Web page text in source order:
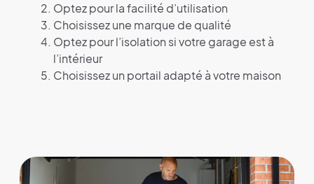
Optez pour la facilité d’utilisation
Choisissez une marque de qualité
Optez pour l’isolation si votre garage est à
l’intérieur
Choisissez un portail adapté à votre maison